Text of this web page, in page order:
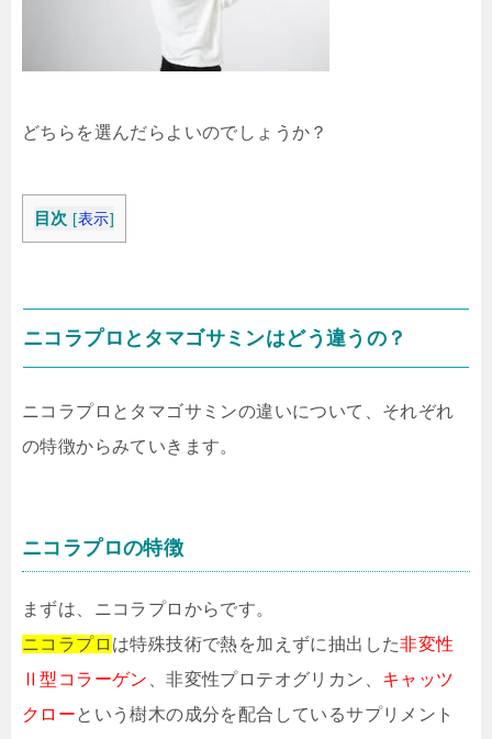
どちらを選んだらよいのでしょうか？
目次 [表示]
ニコラプロとタマゴサミンはどう違うの？
ニコラプロとタマゴサミンの違いについて、それぞれ
の特徴からみていきます。
ニコラプロの特徴
まずは、ニコラプロからです。
ニコラプロ は特殊技術で熱を加えずに抽出した非変性
Ⅱ型コラーゲン
、非変性プロテオグリカン、 キャッツ
クローという樹木の成分を配合しているサプリメント